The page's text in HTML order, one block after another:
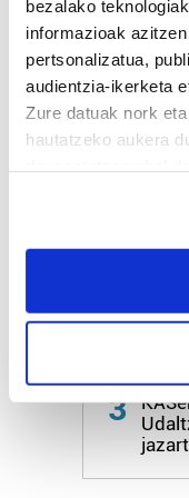
bezalako
informazioak
pertsonalizatua,
audientzia-ikerketa
Zure datuak nork
hautatzeko aukera
If you allow, we
Collect
Identify your
specific
Find out more
and set your
Azken
3